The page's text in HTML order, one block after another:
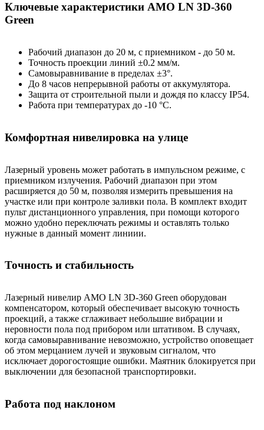
Ключевые характеристики AMO LN 3D-360
Green
Рабочий диапазон до 20 м, с приемником - до 50 м.
Точность проекции линий ±0.2 мм/м.
Самовыравнивание в пределах ±3°.
До 8 часов непрерывной работы от аккумулятора.
Защита от строительной пыли и дождя по классу IP54.
Работа при температурах до -10 °С.
Комфортная нивелировка на улице
Лазерный уровень может работать в импульсном режиме, с
приемником излучения. Рабочий диапазон при этом
расширяется до 50 м, позволяя измерить превышения на
участке или при контроле заливки пола. В комплект входит
пульт дистанционного управления, при помощи которого
можно удобно переключать режимы и оставлять только
нужные в данный момент линиии.
Точность и стабильность
Лазерный нивелир AMO LN 3D-360 Green оборудован
компенсатором, который обеспечивает высокую точность
проекций, а также сглаживает небольшие вибрации и
неровности пола под прибором или штативом. В случаях,
когда самовыравнивание невозможно, устройство оповещает
об этом мерцанием лучей и звуковым сигналом, что
исключает дорогостоящие ошибки. Маятник блокируется при
выключении для безопасной транспортировки.
Работа под наклоном